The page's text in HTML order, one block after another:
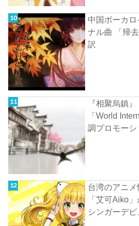
中国ボーカ
ナル曲 「帰
訳
『相聚烏鎮
「World
調プロモーシ
台湾のアニ
「艾可Aiko
シンガーデビ